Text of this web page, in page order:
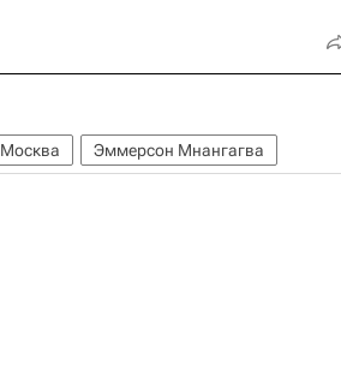
Москва Эммерсон Мнангагва